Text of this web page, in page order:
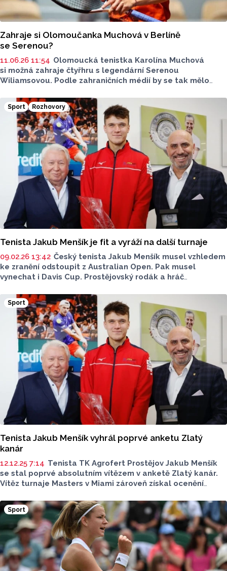
Zahraje si Olomoučanka Muchová v Berlíně
se Serenou?
11.06.26 11:54 Olomoucká tenistka Karolína Muchová
si možná zahraje čtyřhru s legendární Serenou
Wiliamsovou. Podle zahraničních médií by se tak mělo
The Times.
Sport Rozhovory
Tenista Jakub Menšík je fit a vyráží na další turnaje
09.02.26 13:42 Český tenista Jakub Menšík musel vzhledem
ke zranění odstoupit z Australian Open. Pak musel
vynechat i Davis Cup. Prostějovský rodák a hráč
úspěchy na další turnaje. Aktuálně je v žebříčku ATP
na šestnáctém místě, je to jeho kariérní maximum a nyní
je nejlepším z českých hráčů. Další posun může přijít záhy,
nyní bude startovat na turnaji v Dauhá. „Jsem rád, že to
takhle dopadlo. Ale nejlepší je to, že už jsem v pořádku
a zase zpátky na kurtu, trénovat a pokračovat v sezoně.
I když jsem bohužel přišel o Davis Cup, ale jsem rád, že to
kluci zvládli,“ uvedl Jakub Menšík.
Sport
Tenista Jakub Menšík vyhrál poprvé anketu Zlatý
kanár
12.12.25 7:14 Tenista TK Agrofert Prostějov Jakub Menšík
se stal poprvé absolutním vítězem v anketě Zlatý kanár.
Vítěz turnaje Masters v Miami zároveň získal ocenění
pořádá časopis Tenis ve spolupráci s Českým tenisovým
svazem, se uskutečnilo v Přerově.
Sport